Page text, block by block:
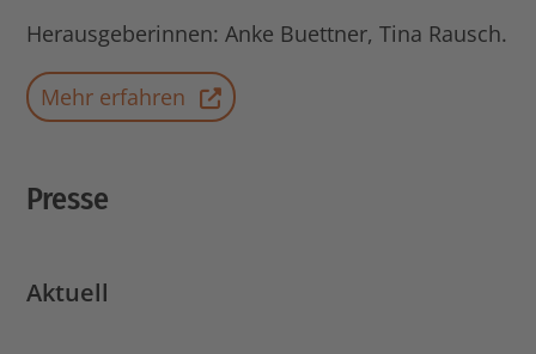
Herausgeberinnen: Anke Buettner, Tina Rausch.
Mehr erfahren
Presse
Aktuell